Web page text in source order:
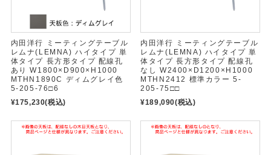
内田洋行 ミーティングテーブル
レムナ(LEMNA) ハイタイプ 単
体タイプ 長方形タイプ 配線孔
あり W1800×D900×H1000
MTHN1890C ディムグレイ色
5-205-76□6
¥175,230(税込)
内田洋行 ミーティングテーブル
レムナ(LEMNA) ハイタイプ 単
体タイプ 長方形タイプ 配線孔
なし W2400×D1200×H1000
MTHN2412 標準カラー 5-
205-75□□
¥189,090(税込)